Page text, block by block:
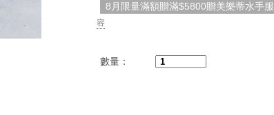
8月限量滿額贈滿$5800贈美樂蒂水手服
容
數量：